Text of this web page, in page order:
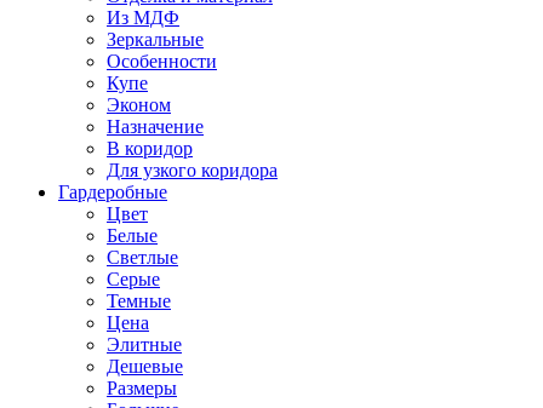
Из МДФ
Зеркальные
Особенности
Купе
Эконом
Назначение
В коридор
Для узкого коридора
Гардеробные
Цвет
Белые
Светлые
Серые
Темные
Цена
Элитные
Дешевые
Размеры